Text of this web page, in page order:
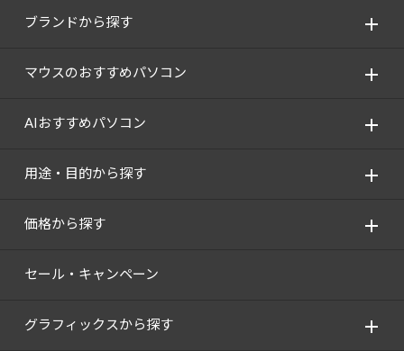
ブランドから探す
マウスのおすすめパソコン
AIおすすめパソコン
用途・目的から探す
価格から探す
セール・キャンペーン
グラフィックスから探す